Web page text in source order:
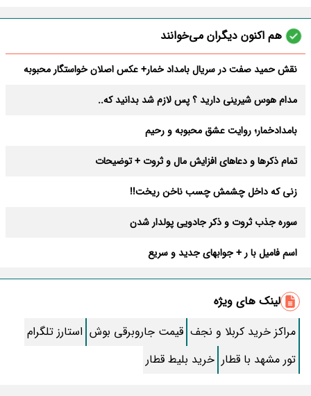
هم اکنون دیگران می‌خوانند
نقش حمید صفت در سریال بامداد خمار+ عکس اصلان خواستگار محبوبه
مدام هوس شیرینی دارید ؟ پس لازم شد بدانید که..
بامدادخمار؛ روایت عشق محبوبه و رحیم
تمام ذکرها و دعاهای افزایش مال و ثروت + توضیحات
زنی که داخل چشمش چسب ناخن ریخت!!
سوره جذب ثروت و ذکر جادویی پولدار شدن
اسم فامیل با ر + جوابهای جدید و سریع
زندگی شخصی امیر تتلو(امیرحسین مقصدلو)+ والدین و همسر
بیوگرافی مریم همتیان بازیگر و عکسهایش قبل بیماری و فوت + سن و
فیلمها
دردهایی که با روغن رازیانه درمان می شوند
اسم پسر با س ترکی، کردی، ایرانی و خارجی
لینک های ویژه
مراکز خرید کربلا و نجف قیمت جاروبرقی بوش استارز تلگرام
تور مشهد با قطار خرید بلیط قطار